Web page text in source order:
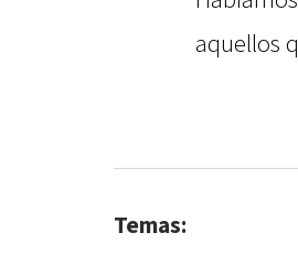
aquellos
Temas: